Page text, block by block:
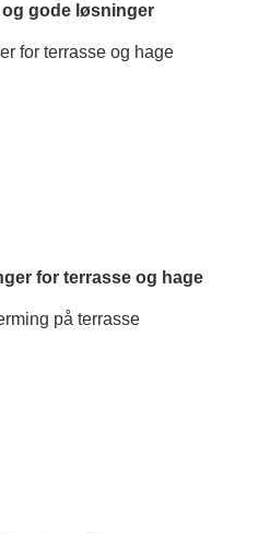
gode løsninger
for terrasse og hage